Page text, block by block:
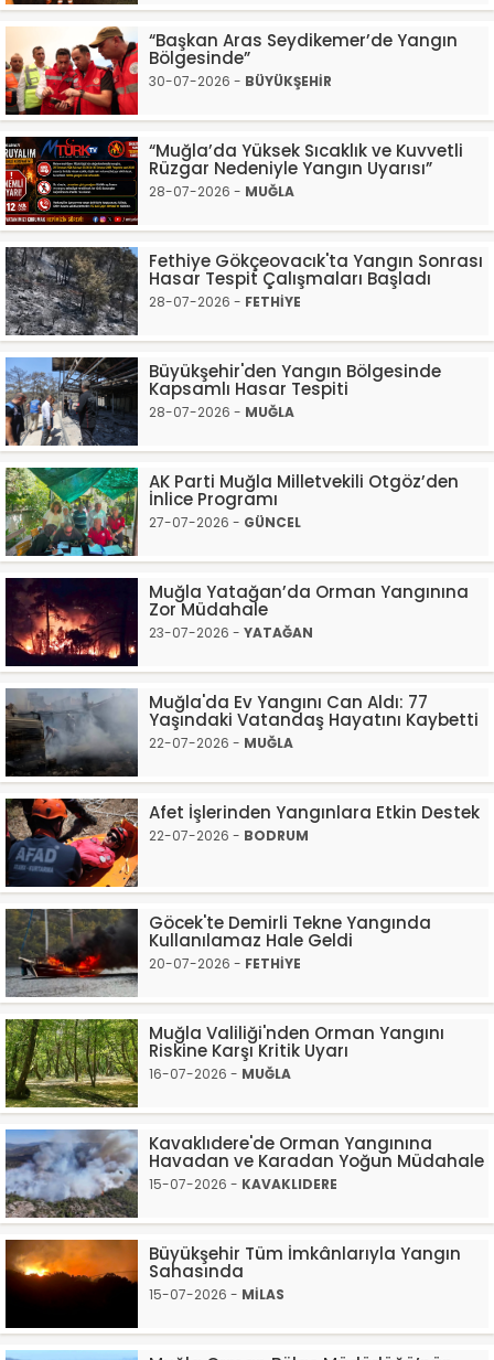
“Başkan Aras Seydikemer’de Yangın
Bölgesinde”
30-07-2026 - BÜYÜKŞEHİR
“Muğla’da Yüksek Sıcaklık ve Kuvvetli
Rüzgar Nedeniyle Yangın Uyarısı”
28-07-2026 - MUĞLA
Fethiye Gökçeovacık'ta Yangın Sonrası
Hasar Tespit Çalışmaları Başladı
28-07-2026 - FETHİYE
Büyükşehir'den Yangın Bölgesinde
Kapsamlı Hasar Tespiti
28-07-2026 - MUĞLA
AK Parti Muğla Milletvekili Otgöz’den
İnlice Programı
27-07-2026 - GÜNCEL
Muğla Yatağan’da Orman Yangınına
Zor Müdahale
23-07-2026 - YATAĞAN
Muğla'da Ev Yangını Can Aldı: 77
Yaşındaki Vatandaş Hayatını Kaybetti
22-07-2026 - MUĞLA
Afet İşlerinden Yangınlara Etkin Destek
22-07-2026 - BODRUM
Göcek'te Demirli Tekne Yangında
Kullanılamaz Hale Geldi
20-07-2026 - FETHİYE
Muğla Valiliği'nden Orman Yangını
Riskine Karşı Kritik Uyarı
16-07-2026 - MUĞLA
Kavaklıdere'de Orman Yangınına
Havadan ve Karadan Yoğun Müdahale
15-07-2026 - KAVAKLIDERE
Büyükşehir Tüm İmkânlarıyla Yangın
Sahasında
15-07-2026 - MİLAS